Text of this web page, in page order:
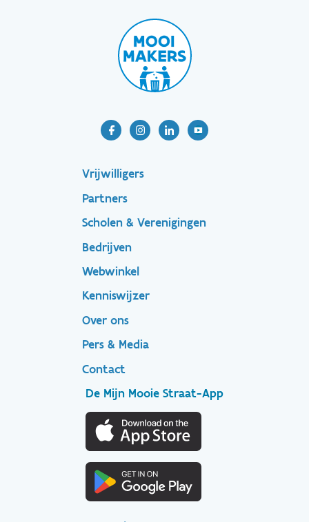
Footer-
menu
Vrijwilligers
Partners
Scholen & Verenigingen
Bedrijven
Footer
secondary
Webwinkel
Kenniswijzer
Over ons
Pers & Media
Contact
De Mijn Mooie Straat-App